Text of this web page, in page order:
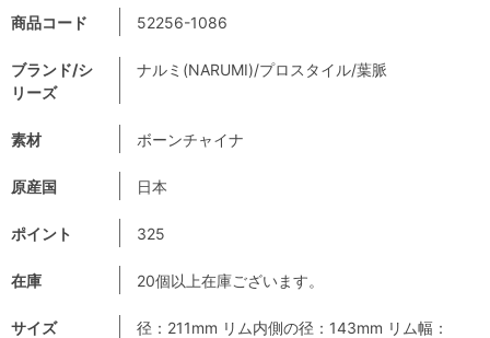
商品コード 52256-1086
ブランド/シ
リーズ
ナルミ(NARUMI)/プロスタイル/葉脈
素材 ボーンチャイナ
原産国 日本
ポイント 325
在庫 20個以上在庫ございます。
サイズ
径：211mm リム内側の径：143mm リム幅：